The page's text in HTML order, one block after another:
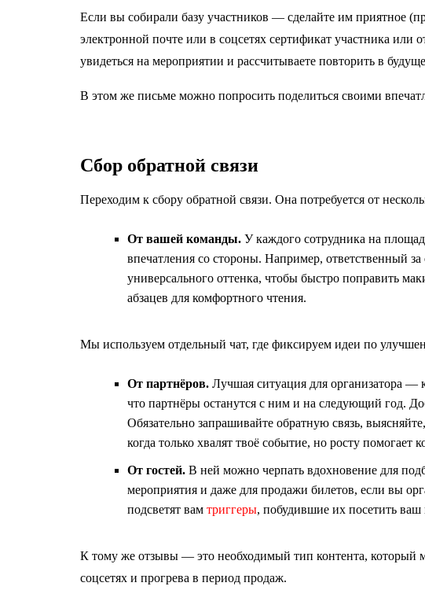
Если вы собирали базу участников — сделайте им приятное
электронной почте или в соцсетях сертификат участника или
увидеться на мероприятии и рассчитываете повторить в
В этом же письме можно попросить поделиться своими
Сбор обратной связи
Переходим к сбору обратной связи. Она потребуется от
От вашей команды. У каждого сотрудника на
впечатления со стороны. Например, ответственный
универсального оттенка, чтобы быстро поправить
абзацев для комфортного чтения.
Мы используем отдельный чат, где фиксируем идеи по
От партнёров. Лучшая ситуация для организатора —
что партнёры останутся с ним и на следующий год.
Обязательно запрашивайте обратную связь,
когда только хвалят твоё событие, но росту помогает
От гостей. В ней можно черпать вдохновение для
мероприятия и даже для продажи билетов, если вы
подсветят вам триггеры, побудившие их посетить ваш
К тому же отзывы — это необходимый тип контента, который
соцсетях и прогрева в период продаж.